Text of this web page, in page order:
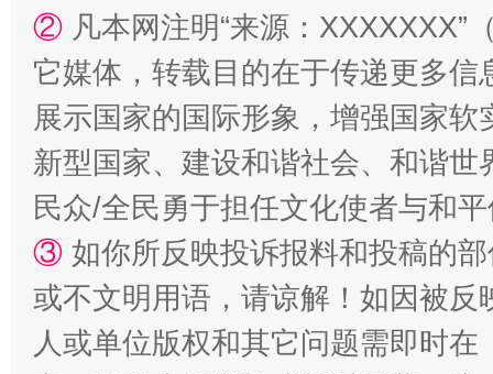
漫山遍野的桃花与雪山、麦地、白藏房 除
② 凡本网注明“来源：
它媒体，转载目的在于传递更多
展示国家的国际形象，增强国家
新型国家、建设和谐社会、和谐
民众/全民勇于担任文化使者与和
③ 如你所反映投诉报料和投稿的
或不文明用语，请谅解！如因被
人或单位版权和其它问题需即时在